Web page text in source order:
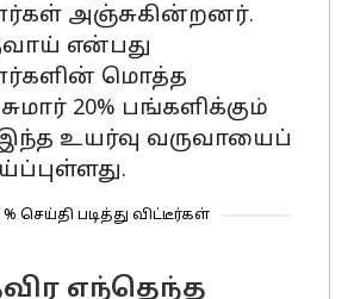
அஞ்சுகின்றனர்.
என்பது
மொத்த
20% பங்களிக்கும்
உயர்வு வருவாயைப்
% செய்தி படித்து விட்டீர்கள்
எந்தெந்த